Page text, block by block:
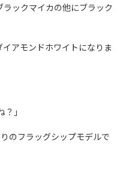
ックマイカの他にブラック
アモンドホワイトになりま
」
のフラッグシップモデルで